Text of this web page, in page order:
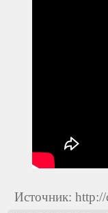
Источник: http://